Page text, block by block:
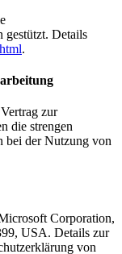
gestützt. Details
.
zur
die strengen
bei der Nutzung von
Corporation,
USA. Details zur
von